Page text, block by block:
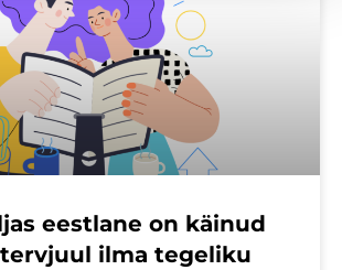
eestlane on käinud
ilma tegeliku